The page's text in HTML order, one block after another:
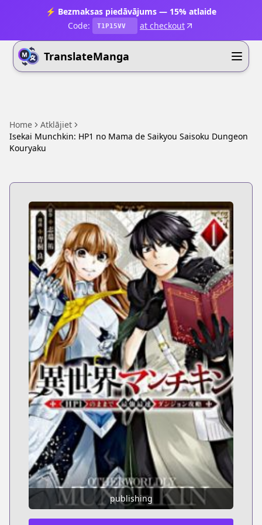
⚡ Bezmaksas piedāvājums — 15% atlaide
Code:
T1P15VV at checkout
TranslateManga
Home
Atklājiet
Isekai Munchkin: HP1 no Mama de Saikyou Saisoku Dungeon
Kouryaku
publishing